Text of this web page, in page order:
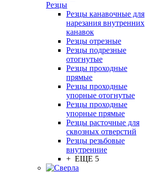
Резцы
Резцы канавочные для
нарезания внутренних
канавок
Резцы отрезные
Резцы подрезные
отогнутые
Резцы проходные
прямые
Резцы проходные
упорные отогнутые
Резцы проходные
упорные прямые
Резцы расточные для
сквозных отверстий
Резцы резьбовые
внутренние
+ ЕЩЕ 5